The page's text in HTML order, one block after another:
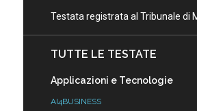
Testata registrata al Tribunale di
TUTTE LE TESTATE
Applicazioni e Tecnologie
AI4BUSINESS